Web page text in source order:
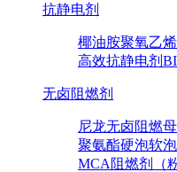
抗静电剂
椰油胺聚氧乙烯
高效抗静电剂
无卤阻燃剂
尼龙无卤阻燃
聚氨酯硬泡软
MCA阻燃剂（